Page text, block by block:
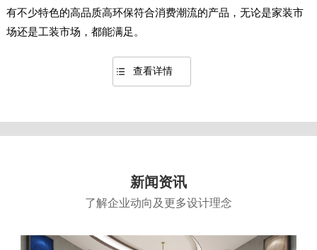
有不少特色的高品质高环保符合消费潮流的产品，无论是家装市
场还是工装市场，都能满足。
查看详情
新闻资讯
了解企业动向及更多设计理念